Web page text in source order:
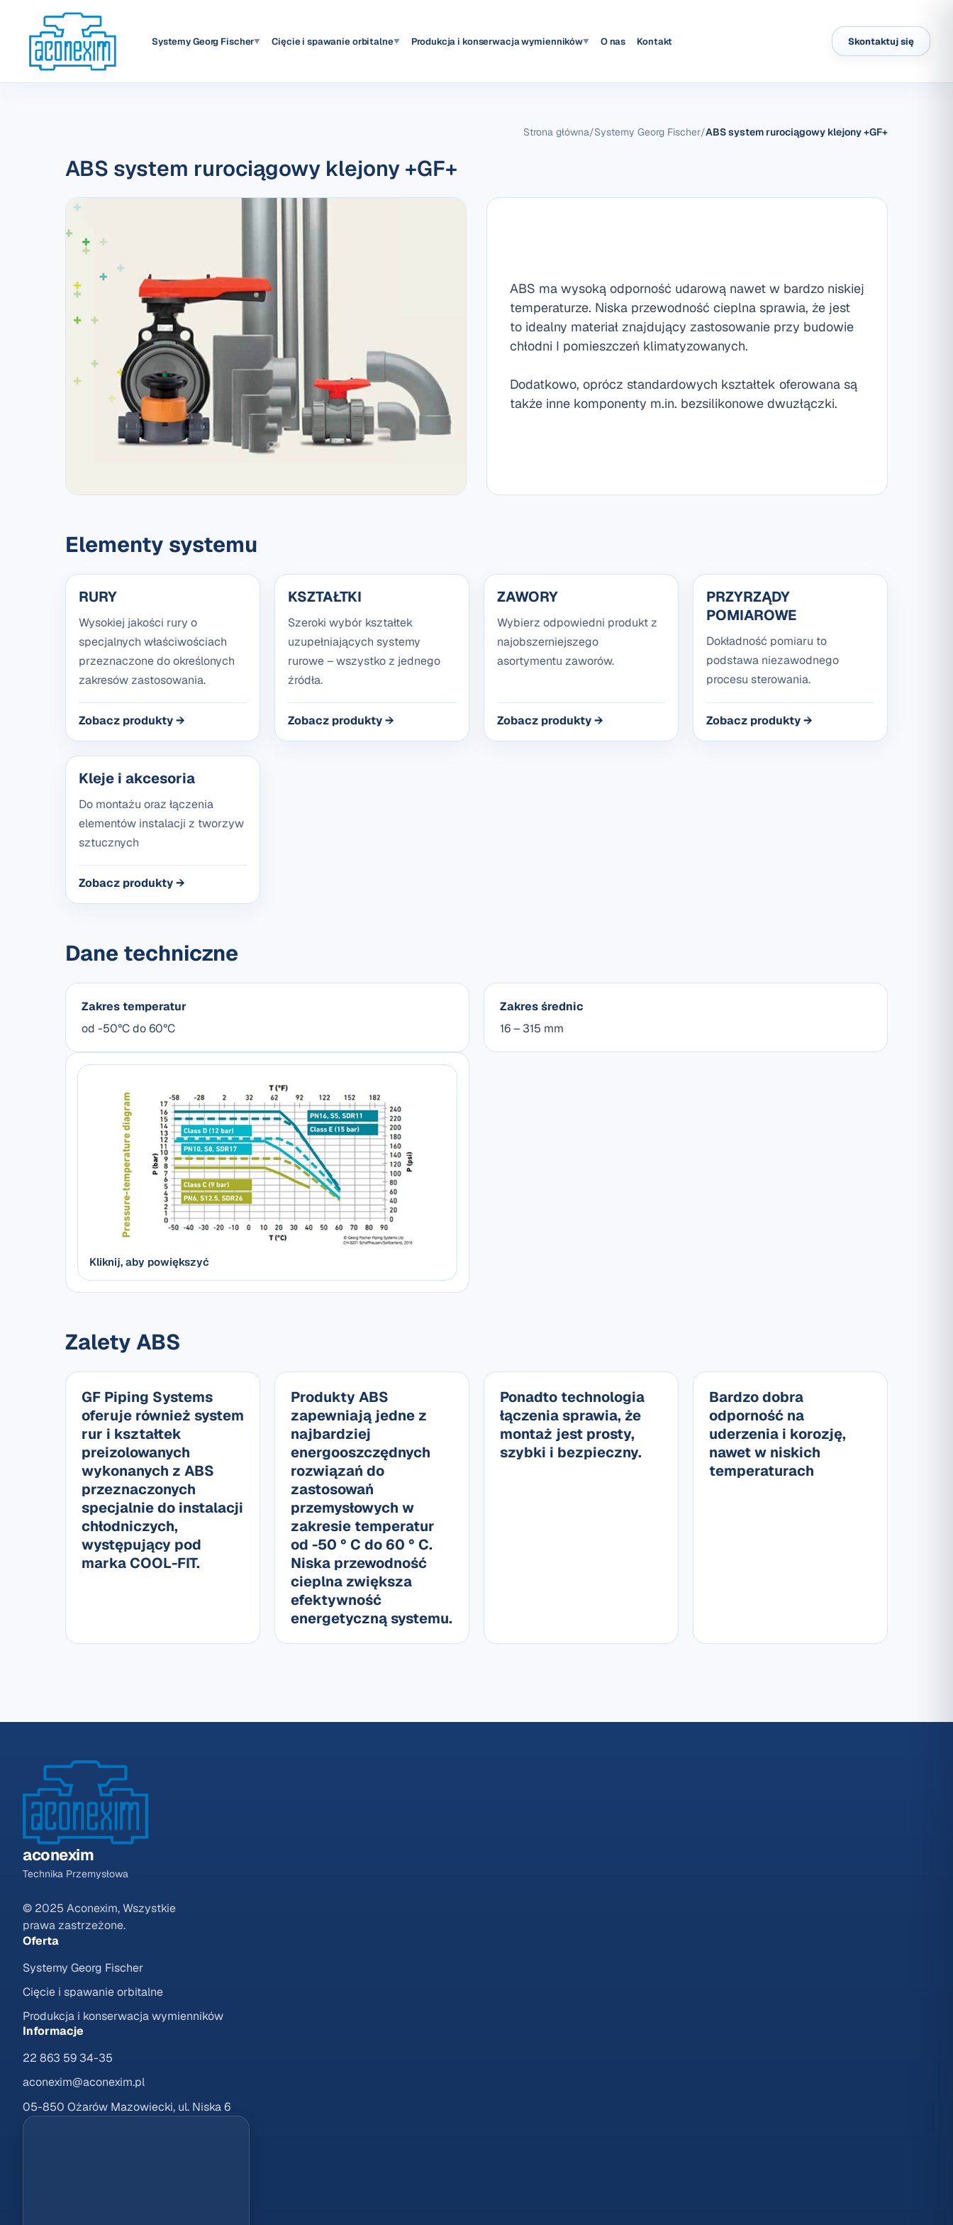
Systemy Georg Fischer▼ Cięcie i spawanie orbitalne▼ Produkcja i konserwacja wymienników▼ O nas Kontakt Skontaktuj się
Strona główna/Systemy Georg Fischer/ABS system rurociągowy klejony +GF+
ABS system rurociągowy klejony +GF+
ABS ma wysoką odporność udarową nawet w bardzo niskiej
temperaturze. Niska przewodność cieplna sprawia, że jest
to idealny materiał znajdujący zastosowanie przy budowie
chłodni I pomieszczeń klimatyzowanych.
Dodatkowo, oprócz standardowych kształtek oferowana są
także inne komponenty m.in. bezsilikonowe dwuzłączki.
Elementy systemu
RURY
Wysokiej jakości rury o
specjalnych właściwościach
przeznaczone do określonych
zakresów zastosowania.
Zobacz produkty →
KSZTAŁTKI
Szeroki wybór kształtek
uzupełniających systemy
rurowe – wszystko z jednego
źródła.
Zobacz produkty →
ZAWORY
Wybierz odpowiedni produkt z
najobszerniejszego
asortymentu zaworów.
Zobacz produkty →
PRZYRZĄDY
POMIAROWE
Dokładność pomiaru to
podstawa niezawodnego
procesu sterowania.
Zobacz produkty →
Kleje i akcesoria
Do montażu oraz łączenia
elementów instalacji z tworzyw
sztucznych
Zobacz produkty →
Dane techniczne
Zakres temperatur
od -50°C do 60°C
Kliknij, aby powiększyć
Zakres średnic
16 – 315 mm
Zalety ABS
GF Piping Systems
oferuje również system
rur i kształtek
preizolowanych
wykonanych z ABS
przeznaczonych
specjalnie do instalacji
chłodniczych,
występujący pod
marka COOL-FIT.
Produkty ABS
zapewniają jedne z
najbardziej
energooszczędnych
rozwiązań do
zastosowań
przemysłowych w
zakresie temperatur
od -50 ° C do 60 ° C.
Niska przewodność
cieplna zwiększa
efektywność
energetyczną systemu.
Ponadto technologia
łączenia sprawia, że
montaż jest prosty,
szybki i bezpieczny.
Bardzo dobra
odporność na
uderzenia i korozję,
nawet w niskich
temperaturach
aconexim
Technika Przemysłowa
© 2025 Aconexim, Wszystkie
prawa zastrzeżone.
Oferta
Systemy Georg Fischer
Cięcie i spawanie orbitalne
Produkcja i konserwacja wymienników
Informacje
22 863 59 34-35
aconexim@aconexim.pl
05-850 Ożarów Mazowiecki, ul. Niska 6